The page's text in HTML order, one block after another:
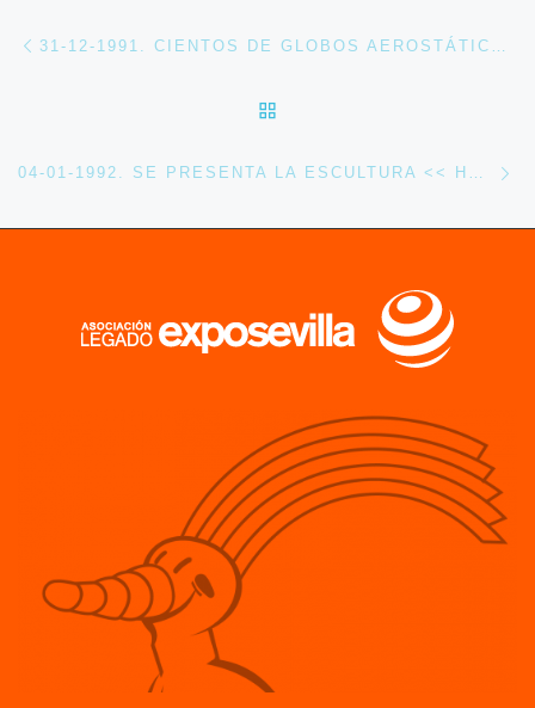
Navegación de entradas
04-01-1992. SE PRESENTA LA ESCULTURA << HOMBRE DE CAMISA BLANCA Y PANTALÓN NEGRO >> DEL ESCULTOR STEPHAN BALKENHOL